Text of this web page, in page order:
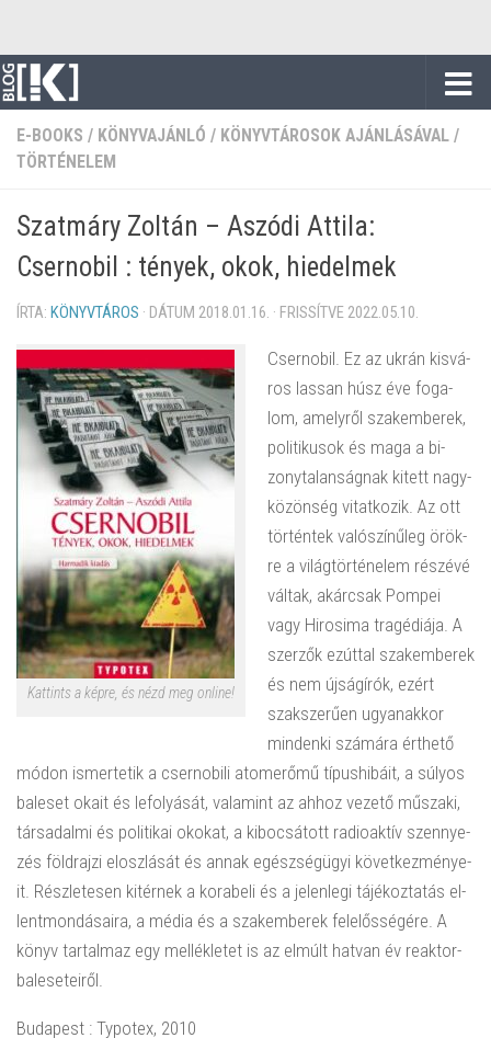
E-BOOKS / KÖNYVAJÁNLÓ / KÖNYVTÁROSOK AJÁNLÁSÁVAL /
TÖRTÉNELEM
Szatmáry Zoltán – Aszódi Attila:
Csernobil : tények, okok, hiedelmek
ÍRTA: KÖNYVTÁROS · DÁTUM 2018.01.16. · FRISSÍTVE 2022.05.10.
Kattints a képre, és nézd meg online!
Cser­no­bil. Ez az ukrán kis­vá­
ros las­san húsz éve fo­ga­
lom, amely­ről szak­em­be­rek,
po­li­ti­ku­sok és maga a bi­
zony­ta­lan­ság­nak ki­tett nagy­
kö­zön­ség vi­tat­ko­zik. Az ott
tör­tén­tek va­ló­szí­nű­leg örök­
re a vi­lág­tör­té­ne­lem ré­szé­vé
vál­tak, akár­csak Pom­pei
vagy Hi­ro­si­ma tra­gé­di­á­ja. A
szer­zők ez­út­tal szak­em­be­rek
és nem új­ság­írók, ezért
szak­sze­rű­en ugyan­ak­kor
min­den­ki szá­má­ra ért­he­tő
módon is­mer­te­tik a cser­no­bi­li atom­erő­mű tí­pus­hi­bá­it, a sú­lyos
bal­eset okait és le­fo­lyá­sát, va­la­mint az ahhoz ve­ze­tő mű­sza­ki,
tár­sa­dal­mi és po­li­ti­kai oko­kat, a ki­bo­csá­tott ra­dio­ak­tív szennye­
zés föld­raj­zi el­osz­lá­sát és annak egész­ség­ügyi kö­vet­kez­mé­nye­
it. Rész­le­te­sen ki­tér­nek a ko­ra­be­li és a je­len­le­gi tá­jé­koz­ta­tás el­
lent­mon­dá­sa­i­ra, a média és a szak­em­be­rek fe­le­lős­sé­gé­re. A
könyv tar­tal­maz egy mel­lék­le­tet is az el­múlt hat­van év re­ak­tor­
bal­ese­te­i­ről.
Budapest : Typotex, 2010